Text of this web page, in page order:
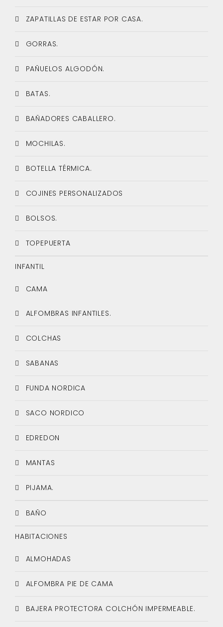
ZAPATILLAS DE ESTAR POR CASA.
GORRAS.
PAÑUELOS ALGODÓN.
BATAS.
BAÑADORES CABALLERO.
MOCHILAS.
BOTELLA TÉRMICA.
COJINES PERSONALIZADOS
BOLSOS.
TOPEPUERTA
INFANTIL
CAMA
ALFOMBRAS INFANTILES.
COLCHAS
SABANAS
FUNDA NORDICA
SACO NORDICO
EDREDON
MANTAS
PIJAMA.
BAÑO
HABITACIONES
ALMOHADAS
ALFOMBRA PIE DE CAMA
BAJERA PROTECTORA COLCHÓN IMPERMEABLE.